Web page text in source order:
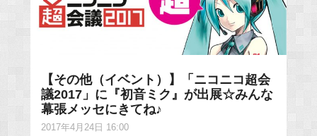
【その他（イベント）】「ニコニコ超会
議2017」に『初音ミク』が出展☆みんな
幕張メッセにきてね♪
2017年4月24日 16:00